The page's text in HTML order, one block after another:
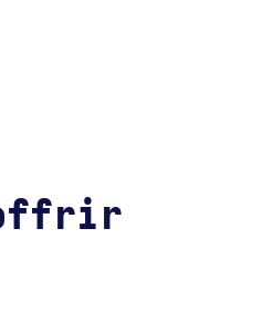
offrir